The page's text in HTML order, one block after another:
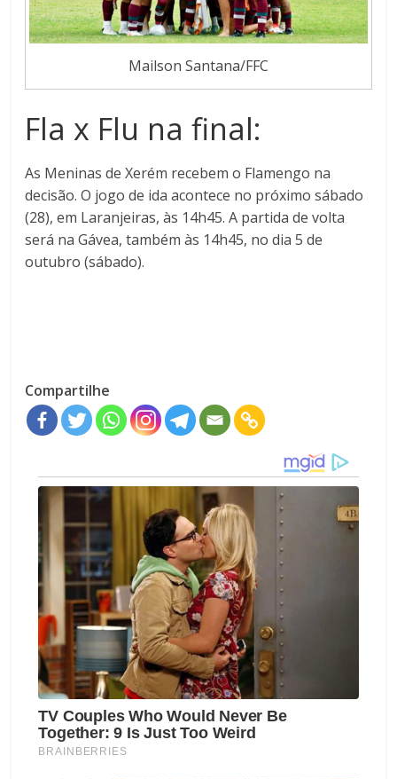
Mailson Santana/FFC
Fla x Flu na final:
As Meninas de Xerém recebem o Flamengo na
decisão. O jogo de ida acontece no próximo sábado
(28), em Laranjeiras, às 14h45. A partida de volta
será na Gávea, também às 14h45, no dia 5 de
outubro (sábado).
Compartilhe